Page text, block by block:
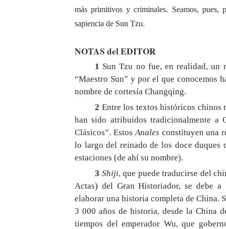
más primitivos y criminales. Seamos, pues,
sapiencia de Sun Tzu.
NOTAS del EDITOR
1 Sun Tzu no fue, en realidad,
“Maestro Sun” y por el que conocemos
nombre de cortesía Changqing.
2 Entre los textos históricos
han sido atribuidos tradicionalmente
Clásicos”. EstosAnales constituyen una
lo largo del reinado de los doce duques
estaciones (de ahí su nombre).
3 Shiji, que puede traducirse del
Actas) del Gran Historiador, se debe
elaborar una historia completa de China.
3 000 años de historia, desde la China
tiempos del emperador Wu, que